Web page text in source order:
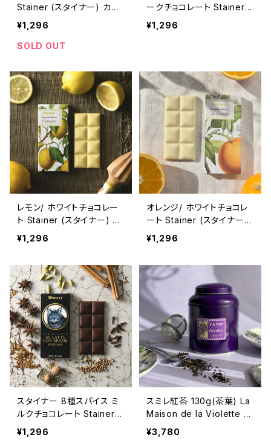
Stainer (スタイナー) カカ
オ70% チョコタブレット バ
イオレット Dark chocolat
e with Violet
¥1,296
SOLD OUT
ークチョコレート Stainer
(スタイナー) カカオ70%
チョコタブレット ローズ Da
¥1,296
レモン/ ホワイトチョコレー
ト Stainer (スタイナー) チ
ョコタブレット White choc
olate bar with Lemon
¥1,296
オレンジ/ ホワイトチョコレ
ート Stainer (スタイナー)
チョコタブレット White ch
ocolate bar with Orang
¥1,296
スタイナー 8種スパイス ミ
ルクチョコレート Stainer
チャイ 【カルダモン/シナモ
ン/コリアンダー/スターアニ
¥1,296
スミレ紅茶 130g(茶葉) La
Maison de la Violette フ
ランス/トゥールーズ Violet
black tea 缶入り
¥3,780